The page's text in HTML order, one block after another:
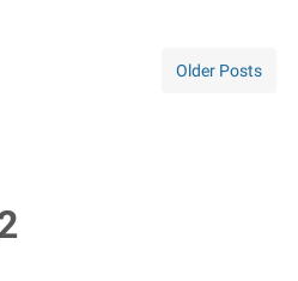
Older Posts